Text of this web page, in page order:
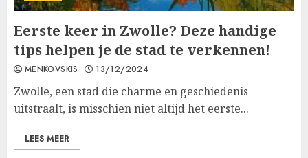
Eerste keer in Zwolle? Deze handige
tips helpen je de stad te verkennen!
MENKOVSKIS 13/12/2024
Zwolle, een stad die charme en geschiedenis
uitstraalt, is misschien niet altijd het eerste...
LEES MEER